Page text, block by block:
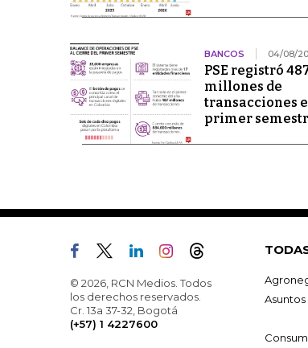
BANCOS 04/08/
PSE registró
millones de
transacciones
primer
© 2026, RCN Medios. Todos
los derechos reservados.
Cr. 13a 37-32, Bogotá
(+57) 1 4227600